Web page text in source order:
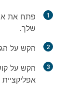
1
שלך.
2 הקש על
3 הקש על